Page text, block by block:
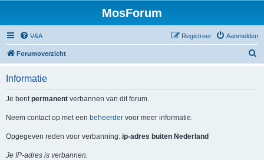
MosForum
V&A Aanmelden
Registreer
Forumoverzicht
Informatie
Je bentpermanent verbannen van dit forum.
Neem contact op met een beheerder voor meer informatie.
Opgegeven reden voor verbanning: ip-adres buiten Nederland
Je IP-adres is verbannen.